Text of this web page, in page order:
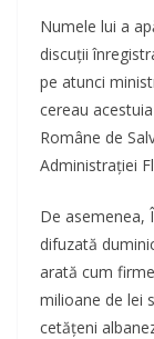
Numele lui a
discuții
pe atunci
cereau
Române de
Administrației
De asemenea,
difuzată
arată cum
milioane de lei
cetățeni